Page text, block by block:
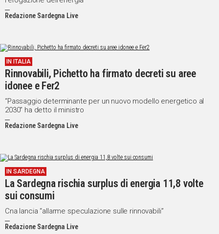
Redazione Sardegna Live
IN ITALIA
Rinnovabili, Pichetto ha firmato decreti su aree
idonee e Fer2
“Passaggio determinante per un nuovo modello energetico al
2030” ha detto il ministro
Redazione Sardegna Live
IN SARDEGNA
La Sardegna rischia surplus di energia 11,8 volte
sui consumi
Cna lancia “allarme speculazione sulle rinnovabili”
Redazione Sardegna Live